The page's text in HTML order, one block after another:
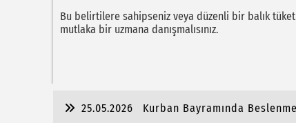
Bu belirtilere sahipseniz veya düzenli bir balık
mutlaka bir uzmana danışmalısınız.
25.05.2026
Kurban Bayramında